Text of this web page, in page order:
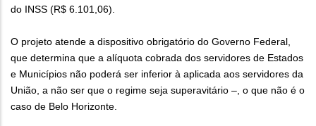
do INSS (R$ 6.101,06).
O projeto atende a dispositivo obrigatório do Governo Federal,
que determina que a alíquota cobrada dos servidores de Estados
e Municípios não poderá ser inferior à aplicada aos servidores da
União, a não ser que o regime seja superavitário –, o que não é o
caso de Belo Horizonte.